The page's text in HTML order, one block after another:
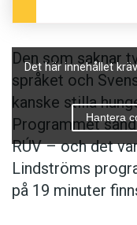
Det här innehållet
Hantera
Den som saknar
språket och
kanske stilla
Programmet
RÚV – och det
Lindströms
på 19 minuter